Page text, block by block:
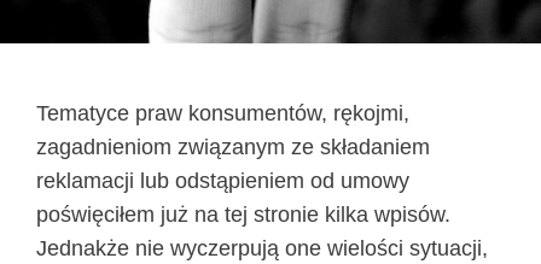
Tematyce praw konsumentów, rękojmi,
zagadnieniom związanym ze składaniem
reklamacji lub odstąpieniem od umowy
poświęciłem już na tej stronie kilka wpisów.
Jednakże nie wyczerpują one wielości sytuacji,